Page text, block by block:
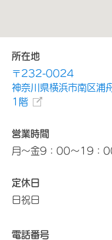
所在地
〒232-0024
神奈川県横浜市南区浦
1階
営業時間
月～金9：00～19：
定休日
日祝日
電話番号